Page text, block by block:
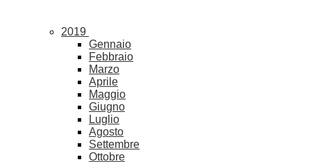
2019
Gennaio
Febbraio
Marzo
Aprile
Maggio
Giugno
Luglio
Agosto
Settembre
Ottobre